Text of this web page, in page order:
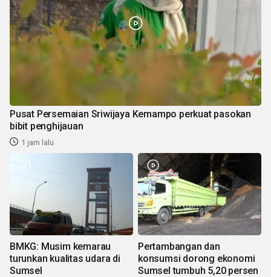
Pusat Persemaian Sriwijaya Kemampo perkuat pasokan
bibit penghijauan
1 jam lalu
BMKG: Musim kemarau
turunkan kualitas udara di
Sumsel
Pertambangan dan
konsumsi dorong ekonomi
Sumsel tumbuh 5,20 persen